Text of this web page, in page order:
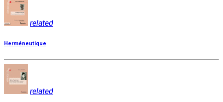
related
Herméneutique
related